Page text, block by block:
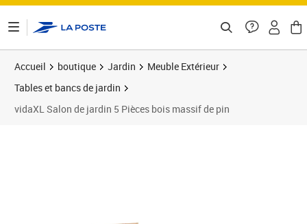
Accueil boutique Jardin
Meuble Extérieur
Tables et bancs de jardin
vidaXL Salon de jardin 5 Pièces bois massif de pin